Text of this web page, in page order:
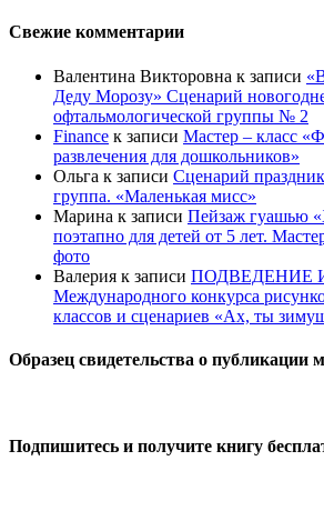
Свежие комментарии
Валентина Викторовна к записи
Деду Морозу» Сценарий
офтальмологической группы № 2
Finance к записи Мастер – класс
развлечения для дошкольников»
Ольга к записи Сценарий
группа. «Маленькая мисс»
Марина к записи Пейзаж гуашью
поэтапно для детей от 5 лет.
фото
Валерия к записи ПОДВЕДЕНИЕ
Международного конкурса
классов и сценариев «Ах, ты
Образец свидетельства о публикации
Подпишитесь и получите книгу